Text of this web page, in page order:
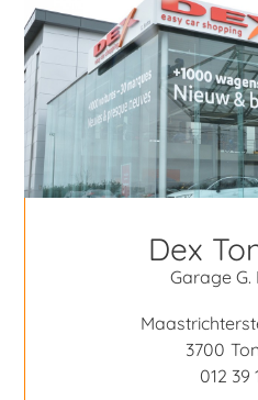
Dex
Garage G.
3700
012 39